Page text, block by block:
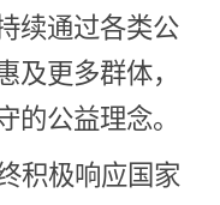
续通过各类公
及更多群体，
的公益理念。
积极响应国家